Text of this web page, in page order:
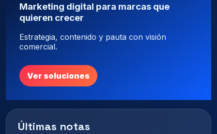
Marketing digital para marcas que
quieren crecer
Estrategia, contenido y pauta con visión
comercial.
Ver soluciones
Últimas notas